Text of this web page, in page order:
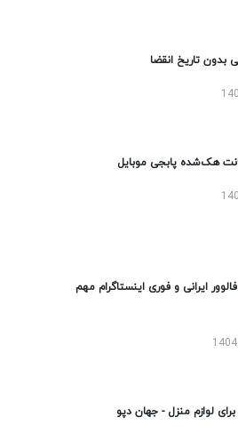
بدون تاریخ انقضا
هک‌شده پابجی موبایل
ایرانی و فوری اینستاگرام مهم
برای لوازم منزل - جهان دپو